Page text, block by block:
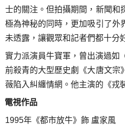
士的關注。但拍攝期間，新聞和
極為神秘的同時，更加吸引了外
未透露，讓觀眾和記者們都十分
實力派演員牛寶軍，曾出演過如
前殺青的大型歷史劇《大唐文宗
薇陷入糾纏情網。他主演的《戎
電視作品
1995年《都市放牛》飾 盧家風